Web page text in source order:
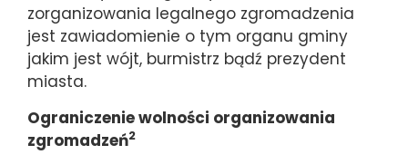
zorganizowania legalnego zgromadzenia
jest zawiadomienie o tym organu gminy
jakim jest wójt, burmistrz bądź prezydent
miasta.
Ograniczenie wolności organizowania
zgromadzeń2